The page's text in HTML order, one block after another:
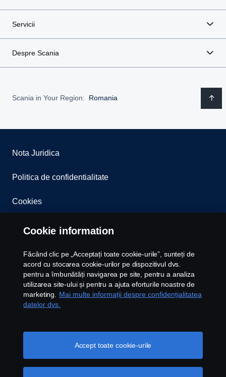
Adresă de e-mail
Număr de telefon
Accept termenii si conditiile prezentate in Nota
Am citit si am inteles Politica De Confidentialitate
Servicii
Despre Scania
Scania in Your Region: Romania
Nota Juridica
Politica de confidentialitate
Cookies
Whistleblowing
Contact
Newsletter
Setari Cookie
Cookie information
Făcând clic pe „Acceptați toate cookie-urile”, sunteți de
acord cu stocarea cookie-urilor pe dispozitivul dvs.
pentru a îmbunătăți navigarea pe site, pentru a analiza
utilizarea site-ului și pentru a ajuta eforturile noastre de
marketing.
Mai multe informații despre confidențialitatea
datelor dvs.
Accept toate cookie-urile